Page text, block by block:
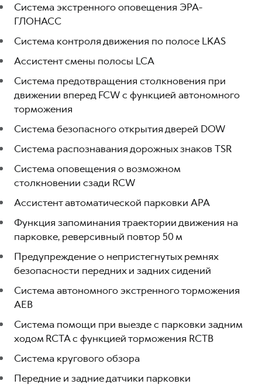
Система экстренного оповещения ЭРА-
ГЛОНАСС
Система контроля движения по полосе LKAS
Ассистент смены полосы LCA
Система предотвращения столкновения при
движении вперед FCW с функцией автономного
торможения
Система безопасного открытия дверей DOW
Система распознавания дорожных знаков TSR
Система оповещения о возможном
столкновении сзади RCW
Ассистент автоматической парковки APA
Функция запоминания траектории движения на
парковке, реверсивный повтор 50 м
Предупреждение о непристегнутых ремнях
безопасности передних и задних сидений
Система автономного экстренного торможения
AEB
Система помощи при выезде с парковки задним
ходом RCTA с функцией торможения RCTB
Система кругового обзора
Передние и задние датчики парковки